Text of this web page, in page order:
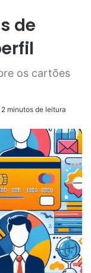
de
os cartões
2 minutos de leitura